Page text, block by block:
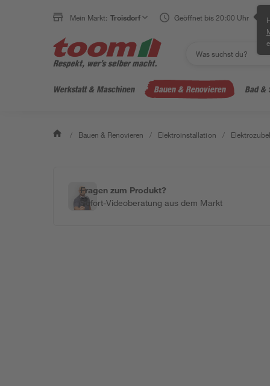
Mein Markt: Troisdorf Geöffnet bis 20:00 Uhr
Werkstatt & Maschinen Bauen & Renovieren Bad &
/ Bauen & Renovieren / Elektroinstallation /
Fragen zum Produkt?
Sofort-Videoberatung aus dem Markt